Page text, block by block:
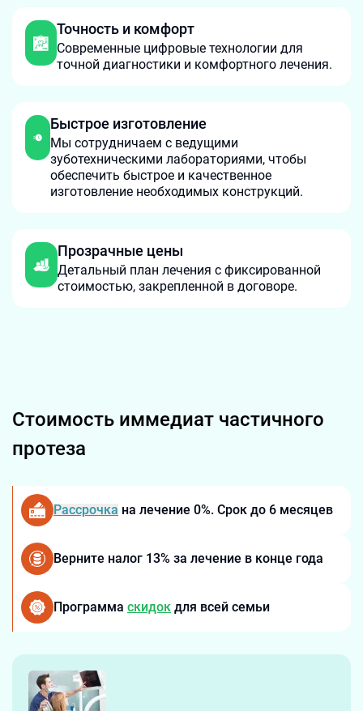
Точность и комфорт
Современные цифровые технологии для
точной диагностики и комфортного лечения.
Быстрое изготовление
Мы сотрудничаем с ведущими
зуботехническими лабораториями, чтобы
обеспечить быстрое и качественное
изготовление необходимых конструкций.
Прозрачные цены
Детальный план лечения с фиксированной
стоимостью, закрепленной в договоре.
Стоимость иммедиат частичного
протеза
Рассрочка на лечение 0%. Срок до 6 месяцев
Верните налог 13% за лечение в конце года
Программа скидок для всей семьи